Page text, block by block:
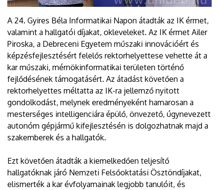
A 24. Gyires Béla Informatikai Napon átadták az IK érmet,
valamint a hallgatói díjakat, okleveleket. Az IK érmet Ailer
Piroska, a Debreceni Egyetem műszaki innovációért és
képzésfejlesztésért felelős rektorhelyettese vehette át a
kar műszaki, mérnökinformatikai területen történő
fejlődésének támogatásért. Az átadást követően a
rektorhelyettes méltatta az IK-ra jellemző nyitott
gondolkodást, melynek eredményeként hamarosan a
mesterséges intelligenciára épülő, önvezető, úgynevezett
autonóm gépjármű kifejlesztésén is dolgozhatnak majd a
szakemberek és a hallgatók.
Ezt követően átadták a kiemelkedően teljesítő
hallgatóknak járó Nemzeti Felsőoktatási Ösztöndíjakat,
elismerték a kar évfolyamainak legjobb tanulóit, és